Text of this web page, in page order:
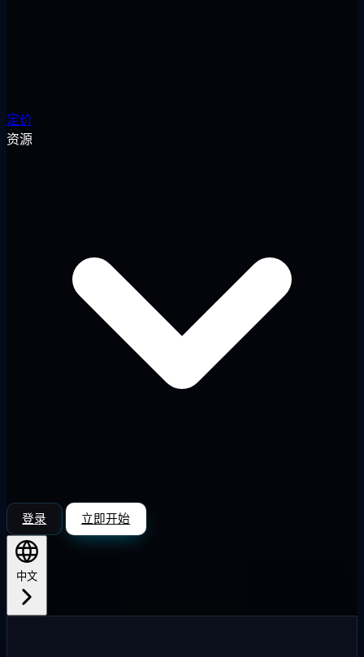
定价
资源
登录 立即开始
中文